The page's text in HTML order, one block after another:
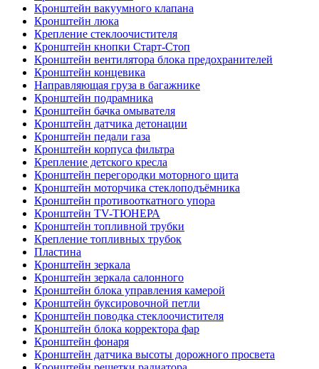
Кронштейн вакуумного клапана
Кронштейн люка
Крепление стеклоочистителя
Кронштейн кнопки Старт-Стоп
Кронштейн вентилятора блока предохранителей
Кронштейн концевика
Направляющая груза в багажнике
Кронштейн подрамника
Кронштейн бачка омывателя
Кронштейн датчика детонации
Кронштейн педали газа
Кронштейн корпуса фильтра
Крепление детского кресла
Кронштейн перегородки моторного щита
Кронштейн моторчика стеклоподъёмника
Кронштейн противооткатного упора
Кронштейн TV-ТЮНЕРА
Кронштейн топливной трубки
Крепление топливных трубок
Пластина
Кронштейн зеркала
Кронштейн зеркала салонного
Кронштейн блока управления камерой
Кронштейн буксировочной петли
Кронштейн поводка стеклоочистителя
Кронштейн блока корректора фар
Кронштейн фонаря
Кронштейн датчика высоты дорожного просвета